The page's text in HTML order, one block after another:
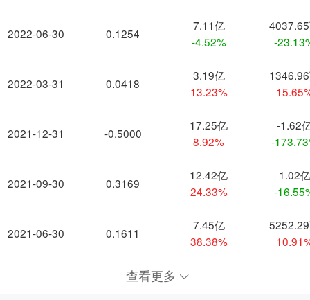
2022-06-30
2022-03-31
2021-12-31
2021-09-30
2021-06-30
0.1254
7.11亿
-4.52%
-
0.0418
3.19亿
13.23%
-0.5000
17.25亿
8.92%
-1.62
-
0.3169
12.42亿
24.33%
1.02亿
-
0.1611
7.45亿
38.38%
查看更多